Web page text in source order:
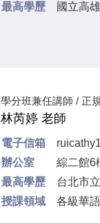
最高學歷
國⽴⾼
學分班兼任講師 / 正
林芮婷 老師
電子信箱
辦公室
綜二館6
最高學歷
台北市
授課領域
各級華